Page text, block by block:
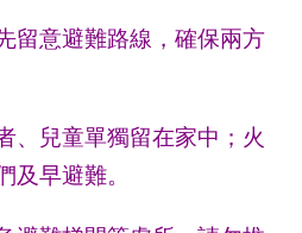
留意避難路線，確保兩方
、兒童單獨留在家中；火
及早避難。